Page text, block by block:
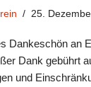
25.
Dankeschön an
Dank gebührt
und